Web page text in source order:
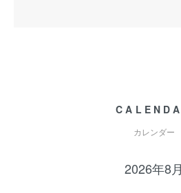
カレンダー
2026年8月